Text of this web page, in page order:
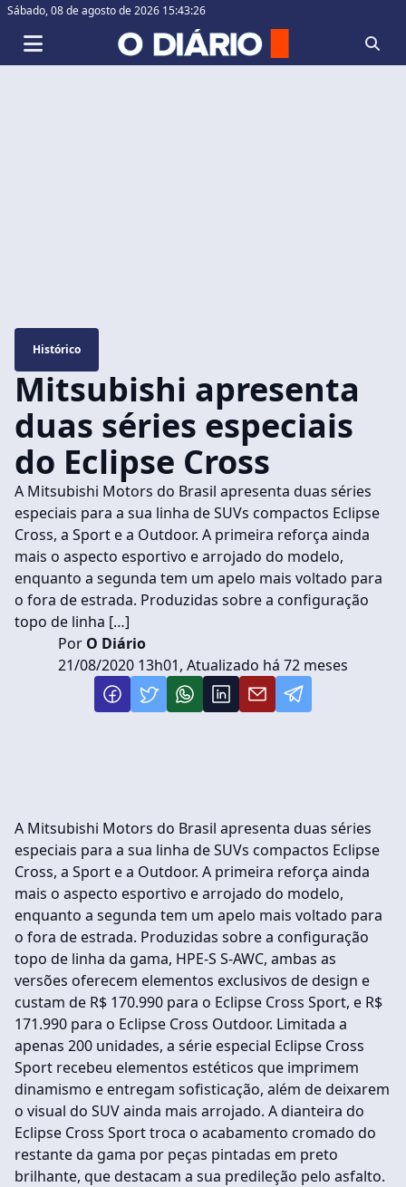
Sábado,08 de agosto de 2026 15:43:27
Histórico
Mitsubishi apresenta
duas séries especiais
do Eclipse Cross
A Mitsubishi Motors do Brasil apresenta duas séries
especiais para a sua linha de SUVs compactos Eclipse
Cross, a Sport e a Outdoor. A primeira reforça ainda
mais o aspecto esportivo e arrojado do modelo,
enquanto a segunda tem um apelo mais voltado para
o fora de estrada. Produzidas sobre a configuração
topo de linha […]
Por O Diário
21/08/2020 13h01, Atualizado há 72 meses
A Mitsubishi Motors do Brasil apresenta duas séries
especiais para a sua linha de SUVs compactos Eclipse
Cross, a Sport e a Outdoor. A primeira reforça ainda
mais o aspecto esportivo e arrojado do modelo,
enquanto a segunda tem um apelo mais voltado para
o fora de estrada. Produzidas sobre a configuração
topo de linha da gama, HPE-S S-AWC, ambas as
versões oferecem elementos exclusivos de design e
custam de R$ 170.990 para o Eclipse Cross Sport, e R$
171.990 para o Eclipse Cross Outdoor. Limitada a
apenas 200 unidades, a série especial Eclipse Cross
Sport recebeu elementos estéticos que imprimem
dinamismo e entregam sofisticação, além de deixarem
o visual do SUV ainda mais arrojado. A dianteira do
Eclipse Cross Sport troca o acabamento cromado do
restante da gama por peças pintadas em preto
brilhante, que destacam a sua predileção pelo asfalto.